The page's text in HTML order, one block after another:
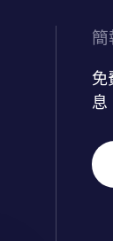
簡
免
息